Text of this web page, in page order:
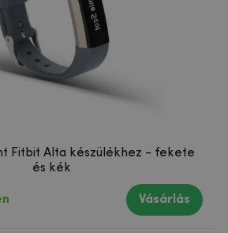
Fitbit Alta készülékhez - fekete
és kék
Vásárlás